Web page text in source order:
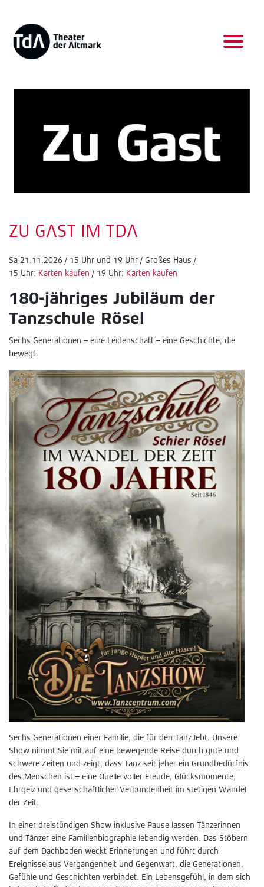
ZU GAST IM TDA
Sa 21.11.2026 / 15 Uhr und 19 Uhr / Großes Haus /
15 Uhr: Karten kaufen / 19 Uhr: Karten kaufen
180-jähriges Jubiläum der
Tanzschule Rösel
Sechs Generationen – eine Leidenschaft – eine Geschichte, die
bewegt.
Sechs Generationen einer Familie, die für den Tanz lebt. Unsere
Show nimmt Sie mit auf eine bewegende Reise durch gute und
schwere Zeiten und zeigt, dass Tanz seit jeher ein Grundbedürfnis
des Menschen ist – eine Quelle voller Freude, Glücksmomente,
Ehrgeiz und gesellschaftlicher Verbundenheit im stetigen Wandel
der Zeit.
In einer dreistündigen Show inklusive Pause lassen Tänzerinnen
und Tänzer eine Familienbiographie lebendig werden. Das Stöbern
auf dem Dachboden weckt Erinnerungen und führt durch
Ereignisse aus Vergangenheit und Gegenwart, die Generationen,
Gefühle und Geschichten verbindet. Ein Lebensgefühl, in dem sich